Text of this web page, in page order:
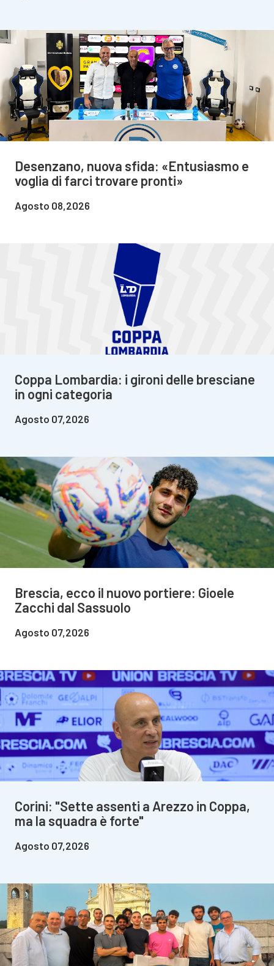
Desenzano, nuova sfida: «Entusiasmo e
voglia di farci trovare pronti»
Agosto 08,2026
Coppa Lombardia: i gironi delle bresciane
in ogni categoria
Agosto 07,2026
Brescia, ecco il nuovo portiere: Gioele
Zacchi dal Sassuolo
Agosto 07,2026
Corini: "Sette assenti a Arezzo in Coppa,
ma la squadra è forte"
Agosto 07,2026